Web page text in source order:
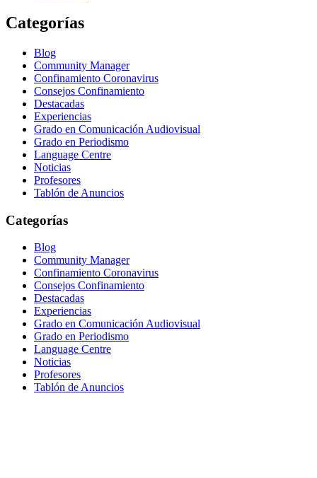
Categorías
Blog
Community Manager
Confinamiento Coronavirus
Consejos Confinamiento
Destacadas
Experiencias
Grado en Comunicación Audiovisual
Grado en Periodismo
Language Centre
Noticias
Profesores
Tablón de Anuncios
Categorías
Blog
Community Manager
Confinamiento Coronavirus
Consejos Confinamiento
Destacadas
Experiencias
Grado en Comunicación Audiovisual
Grado en Periodismo
Language Centre
Noticias
Profesores
Tablón de Anuncios